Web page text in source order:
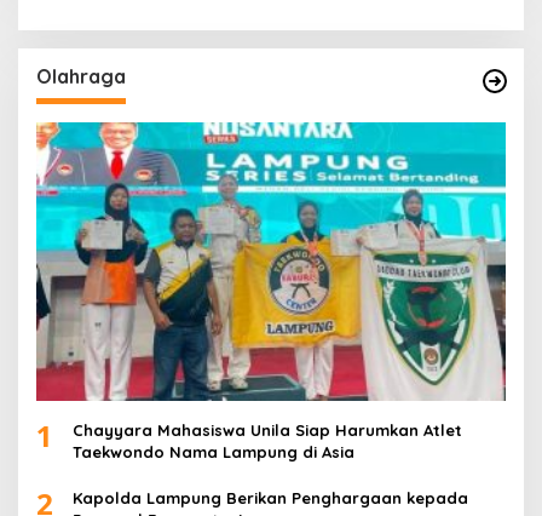
Olahraga
1
Chayyara Mahasiswa Unila Siap Harumkan Atlet
Taekwondo Nama Lampung di Asia
2
Kapolda Lampung Berikan Penghargaan kepada